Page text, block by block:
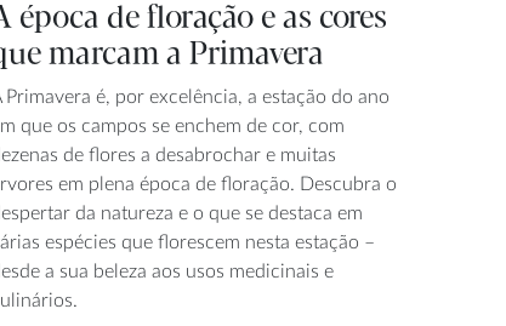
época de floração e as cores
marcam a Primavera
Primavera é, por excelência, a estação do ano
que os campos se enchem de cor, com
de flores a desabrochar e muitas
em plena época de floração. Descubra o
da natureza e o que se destaca em
espécies que florescem nesta estação –
a sua beleza aos usos medicinais e